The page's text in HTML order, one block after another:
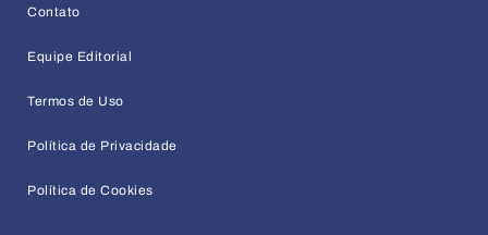
Contato
Equipe Editorial
Termos de Uso
Política de Privacidade
Política de Cookies